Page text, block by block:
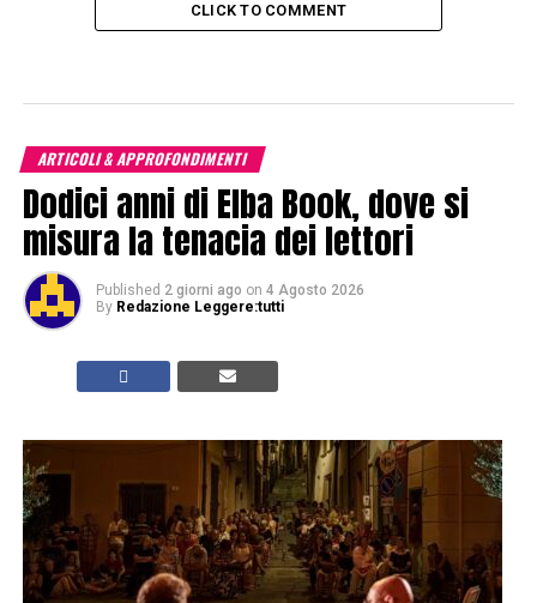
CLICK TO COMMENT
ARTICOLI & APPROFONDIMENTI
Dodici anni di Elba Book, dove si
misura la tenacia dei lettori
Published 2 giorni ago on 4 Agosto 2026
By Redazione Leggere:tutti